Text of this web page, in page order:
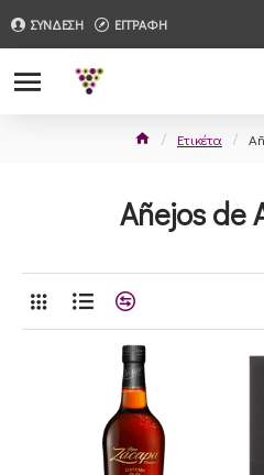
ΣΥΝΔΕΣΗ ΕΓΓΡΑΦΗ
Ετικέτα
Añejos de